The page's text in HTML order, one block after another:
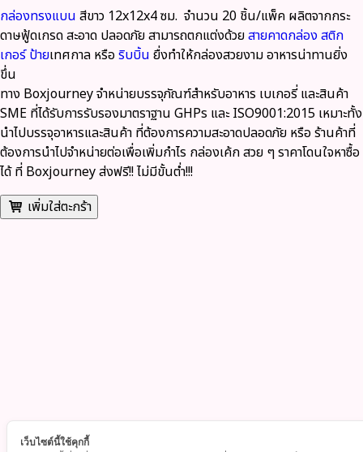
กล่องทรงแบน สีขาว 12x12x4 ซม. จำนวน 20 ชิ้น/แพ็ค ผลิตจากกระ
ดาษฟู้ดเกรดสะอาด ปลอดภัย สามารถตกแต่งด้วยสายคาดกล่องสติก
เกอร์ ป้ายเทศกาล หรือ ริบบิ้น ยื่งทำให้กล่องสวยงาม อาหารน่าทานยิ่ง
ขึ่น
ทาง Boxjourneyจำหน่ายบรรจุภัณฑ์สำหรับอาหาร เบเกอรี่ และสินค้า
SME ที่ได้รับการรับรองมาตราฐาน GHPs และ ISO9001:2015 เหมาะทั้ง
นำไปบรรจุอาหารและสินค้า ที่ต้องการความสะอาดปลอดภัย หรือ ร้านค้าที่
ต้องการนำไปจำหน่ายต่อเพื่อเพิ่มกำไร กล่องเค้ก สวย ๆ ราคาโดนใจหาซื้อ
ได้ ที่ Boxjourneyส่งฟรี!!ไม่มีขั้นต่ำ!!!
เพิ่มใส่ตะกร้า
เว็บไซต์นี้ใช้คุกกี้